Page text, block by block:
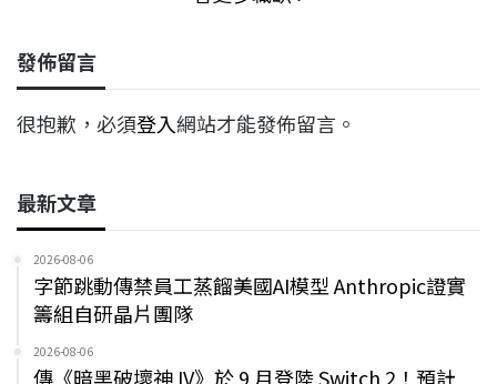
發佈留言
很抱歉，必須登入網站才能發佈留言。
最新文章
2026-08-06
字節跳動傳禁員工蒸餾美國AI模型 Anthropic證實
籌組自研晶片團隊
2026-08-06
傳《暗黑破壞神 IV》於 9 月登陸 Switch 2！預計